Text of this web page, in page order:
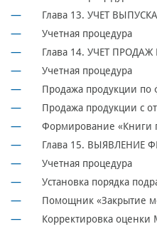
Глава 13. УЧЕТ
Учетная процедура
Глава 14. УЧЕТ
Учетная процедура
Продажа продукции по
Продажа продукции с
Формирование «Книги
Глава 15. ВЫЯВЛЕНИЕ
Учетная процедура
Установка порядка
Помощник «Закрытие
Корректировка оценки